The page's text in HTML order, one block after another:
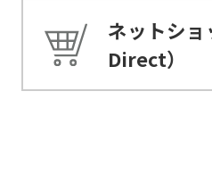
ネットシ
Direct）